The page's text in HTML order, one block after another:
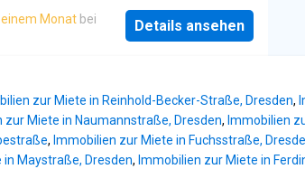
separate Küche mit allem was man
die Treppe gelangen Sie bequem ins
Keller befinden sich die
zur Wohnung sowie ein
für a
with a double bed and a sleeping
Elbe is 5 minutes by walking. There
Monat bei
Details ansehen
zur Miete in Reinhold-Becker-Straße, Dresden,
zur Miete in Naumannstraße, Dresden, Immobilien
, Immobilien zur Miete in Fuchsstraße,
Maystraße, Dresden, Immobilien zur Miete in